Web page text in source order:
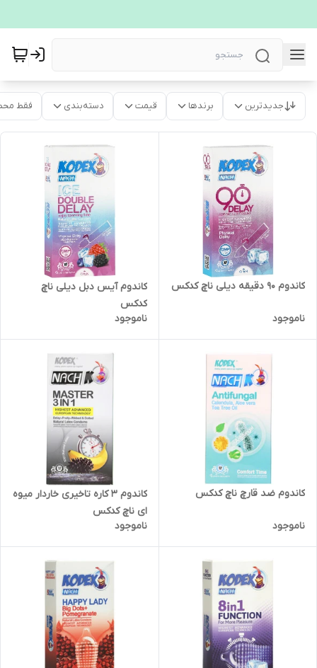
جدیدترین برندها قیمت دسته‌بندی فقط
کاندوم 90 دقیقه دیلی ناچ کدکس
ناموجود
کاندوم آیس دبل دیلی ناچ
کدکس
ناموجود
کاندوم ضد قارچ ناچ کدکس
ناموجود
کاندوم 3 کاره تاخیری خاردار میوه
ای ناچ کدکس
ناموجود